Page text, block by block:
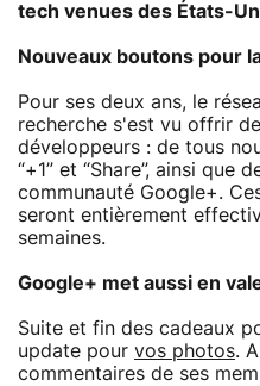
tech venues des États-
Nouveaux boutons pour
Pour ses deux ans, le
recherche s'est vu offrir de
développeurs : de tous
“+1” et “Share”, ainsi que
communauté Google+.
seront entièrement
semaines.
Google+ met aussi en
Suite et fin des cadeaux
update pour vos photos.
commentaires de ses